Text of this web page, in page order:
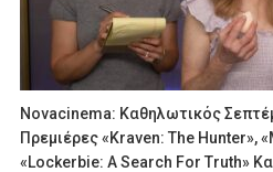
Novacinema: Καθηλωτικός
Πρεμιέρες «Kraven: The Hunter»,
«Lockerbie: A Search For Truth»